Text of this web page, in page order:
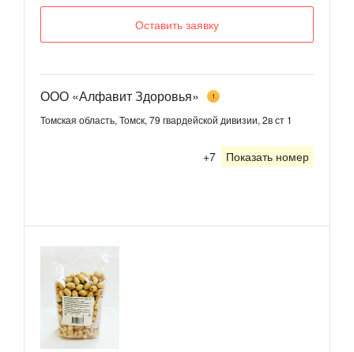
Оставить заявку
ООО «Алфавит Здоровья» 1
Томская область, Томск, 79 гвардейской дивизии, 2в ст 1
+7 Показать номер